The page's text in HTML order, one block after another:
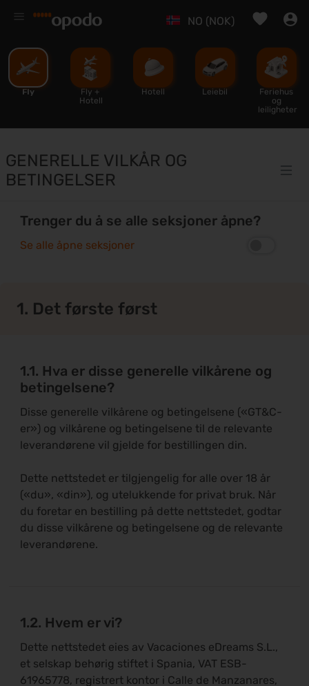
NO (NOK)
%
Fly
Fly +
Hotell
Hotell Leiebil
Feriehus
og
leiligheter
GENERELLE VILKÅR OG
BETINGELSER
Trenger du å se alle seksjoner åpne?
Se alle åpne seksjoner
1. Det første først
1.1. Hva er disse generelle vilkårene og
betingelsene?
Disse generelle vilkårene og betingelsene («GT&C-
er») og vilkårene og betingelsene til de relevante
leverandørene vil gjelde for bestillingen din.
Dette nettstedet er tilgjengelig for alle over 18 år
(«du», «din»), og utelukkende for privat bruk. Når
du foretar en bestilling på dette nettstedet, godtar
du disse vilkårene og betingelsene og de relevante
leverandørene.
1.2. Hvem er vi?
Dette nettstedet eies av Vacaciones eDreams S.L.,
et selskap behørig stiftet i Spania, VAT ESB-
61965778, registrert kontor i Calle de Manzanares,